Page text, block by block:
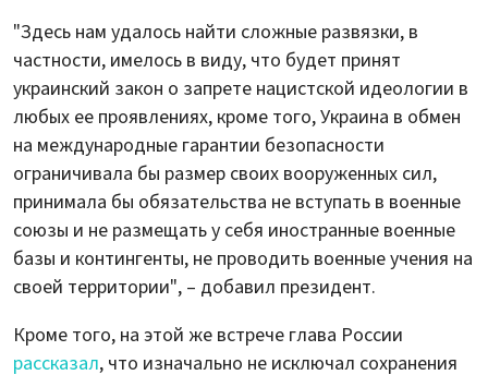
"Здесь нам удалось найти сложные развязки, в
частности, имелось в виду, что будет принят
украинский закон о запрете нацистской идеологии в
любых ее проявлениях, кроме того, Украина в обмен
на международные гарантии безопасности
ограничивала бы размер своих вооруженных сил,
принимала бы обязательства не вступать в военные
союзы и не размещать у себя иностранные военные
базы и контингенты, не проводить военные учения на
своей территории", – добавил президент.
Кроме того, на этой же встрече глава России
рассказал, что изначально не исключал сохранения